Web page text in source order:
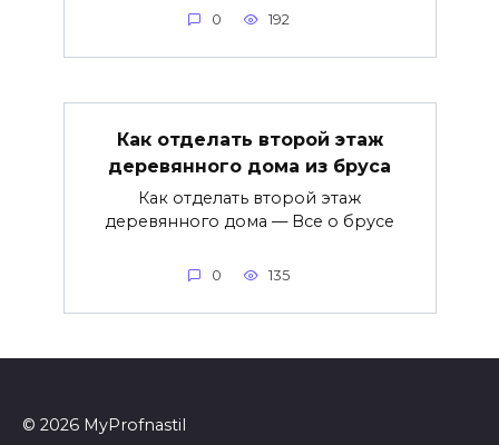
0 192
Как отделать второй этаж
деревянного дома из бруса
Как отделать второй этаж
деревянного дома — Все о брусе
0 135
© 2026 MyProfnastil